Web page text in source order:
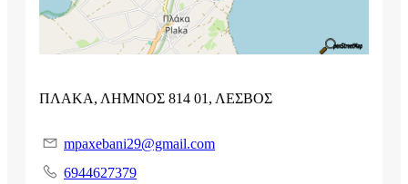
ΠΛΑΚΑ, ΛΗΜΝΟΣ 814 01, ΛΕΣΒΟΣ
mpaxebani29@gmail.com
6944627379